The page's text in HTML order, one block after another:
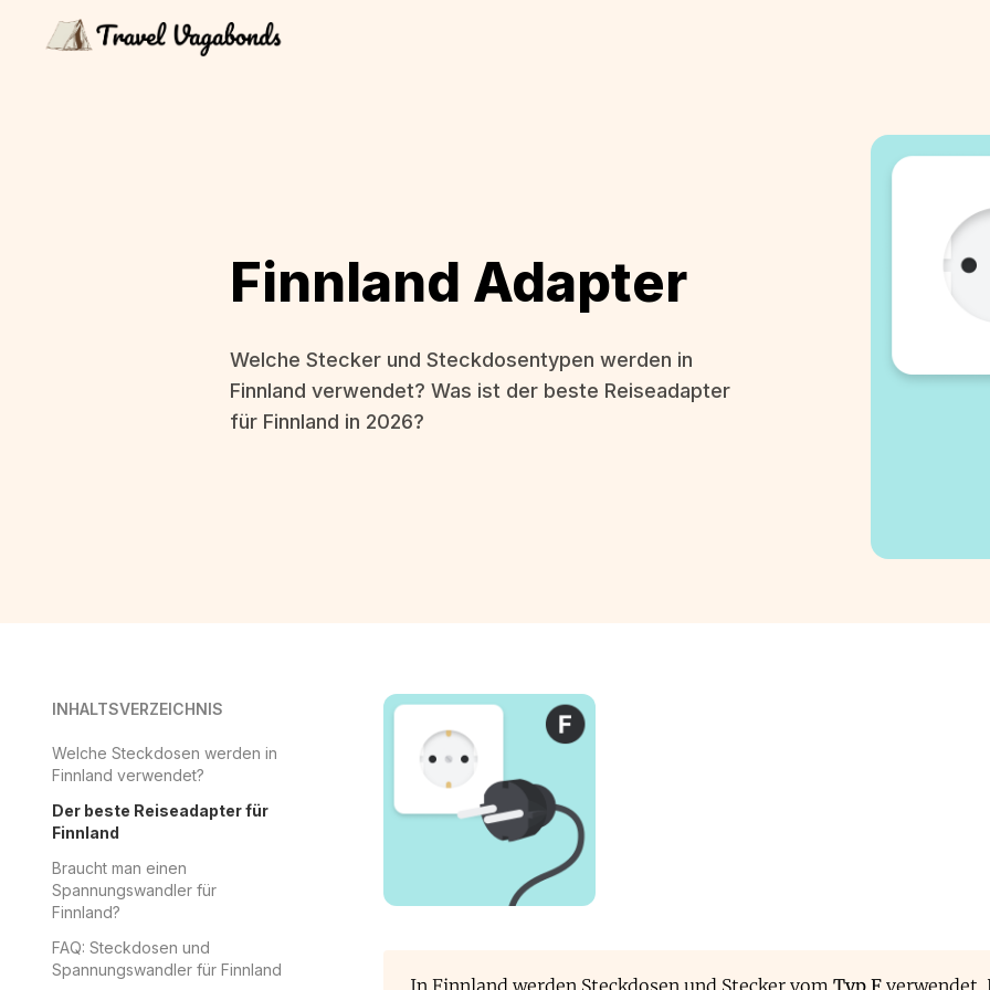
Finnland Adapter
Welche Stecker und Steckdosentypen werden in
Finnland verwendet? Was ist der beste Reiseadapter
für Finnland in 2026?
INHALTSVERZEICHNIS
Welche Steckdosen werden in
Finnland verwendet?
Der beste Reiseadapter für
Finnland
Braucht man einen
Spannungswandler für
Finnland?
FAQ: Steckdosen und
Spannungswandler für Finnland
In Finnland werden Steckdosen und Stecker vom Typ F verwendet.